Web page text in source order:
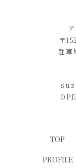
〒
駐車
TOP
PROFILE